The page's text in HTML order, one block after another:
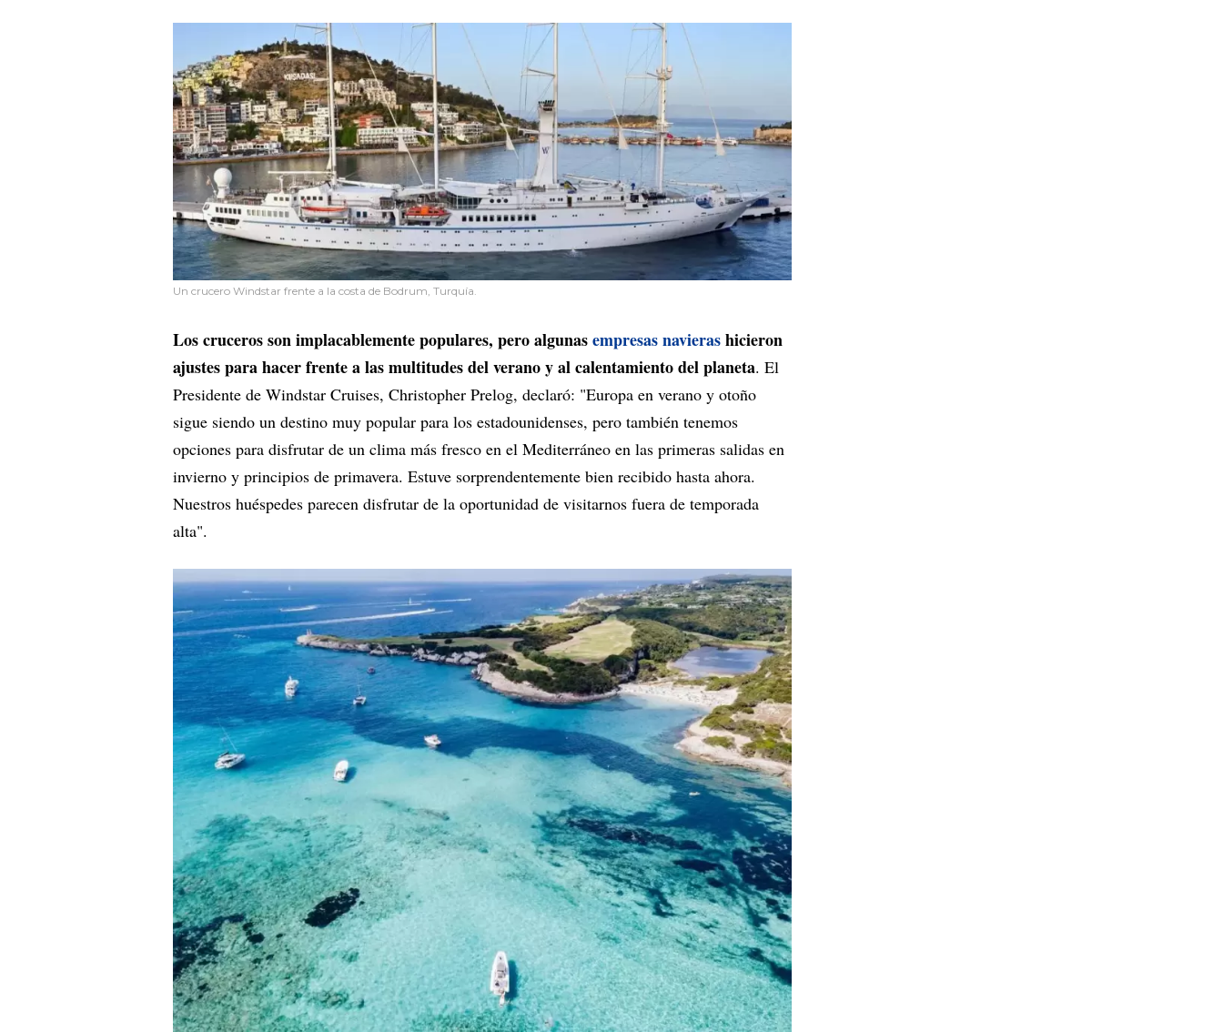
Un crucero Windstar frente a la costa de Bodrum, Turquía.
Los cruceros son implacablemente populares, pero algunasempresas navierashicieron
ajustes para hacer frente a las multitudes del verano y al calentamiento del planeta. El
Presidente de Windstar Cruises, Christopher Prelog, declaró: "Europa en verano y otoño
sigue siendo un destino muy popular para los estadounidenses, pero también tenemos
opciones para disfrutar de un clima más fresco en el Mediterráneo en las primeras salidas en
invierno y principios de primavera. Estuve sorprendentemente bien recibido hasta ahora.
Nuestros huéspedes parecen disfrutar de la oportunidad de visitarnos fuera de temporada
alta".